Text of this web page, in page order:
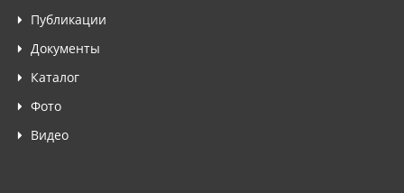
Публикации
Документы
Каталог
Фото
Видео